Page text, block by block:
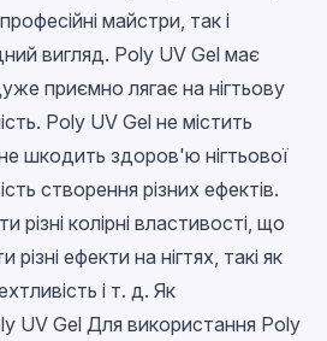
майстри, так і
вигляд. Poly UV Gel має
приємно лягає на нігтьову
Poly UV Gel не містить
шкодить здоров'ю нігтьової
створення різних ефектів.
колірні властивості, що
ефекти на нігтях, такі як
і т. д. Як
UV Gel Для використання Poly